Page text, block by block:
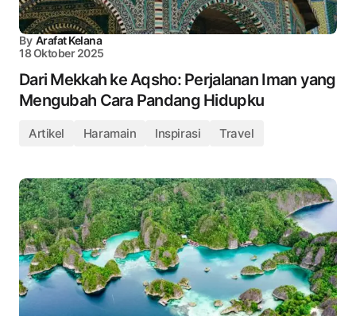
By Arafat Kelana
18 Oktober 2025
Dari Mekkah ke Aqsho: Perjalanan Iman yang
Mengubah Cara Pandang Hidupku
Artikel Haramain Inspirasi Travel